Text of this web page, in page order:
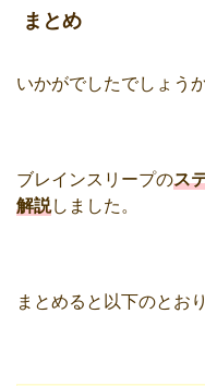
まとめ
いかがでしたでしょうか
ブレインスリープのス
解説しました。
まとめると以下のとおり